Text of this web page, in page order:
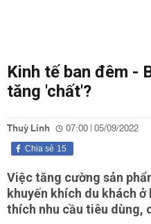
Kinh tế ban đêm -
tăng 'chất'?
Thuỳ Linh 07:00 | 05/09/2022
15
Chia sẻ
Việc tăng cường sản
khuyến khích du khách
thích nhu cầu tiêu dùng,